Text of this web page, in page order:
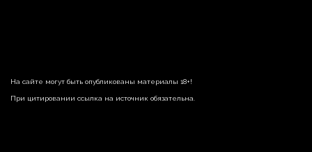
На сайте могут быть опубликованы материалы 18+!
При цитировании ссылка на источник обязательна.